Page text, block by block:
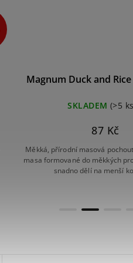
Magnum Duck and
SKLADEM (>5
87 Kč
Měkká, přírodní masová
masa formované do měkkých
snadno dělí na menší